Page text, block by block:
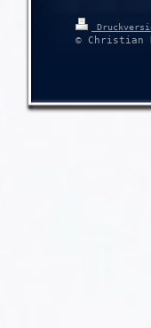
© Christian